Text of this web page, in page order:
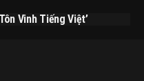
Vinh Tiếng Việt’